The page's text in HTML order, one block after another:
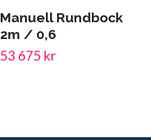
Manuell Rundbock
2m / 0,6
53 675 kr